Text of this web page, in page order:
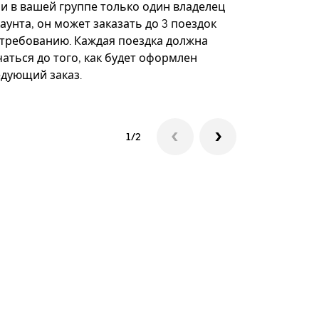
в вашей группе только один владелец
он может заказать до 3 поездок
Каждая поездка должна
до того, как будет оформлен
заказ.
1/2